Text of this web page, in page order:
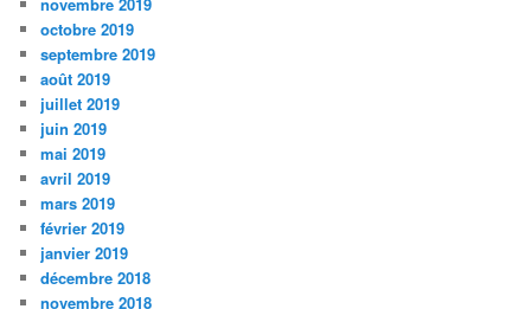
octobre 2019
septembre 2019
août 2019
juillet 2019
juin 2019
mai 2019
avril 2019
mars 2019
février 2019
janvier 2019
décembre 2018
novembre 2018